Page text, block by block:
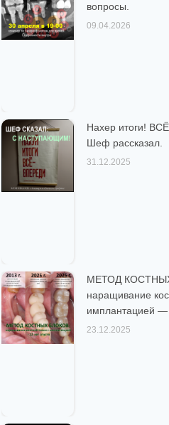
вопросы.
09.04.2026
Нахер итоги!
Шеф рассказал.
31.12.2025
МЕТОД
наращивание
имплантацией —
23.12.2025